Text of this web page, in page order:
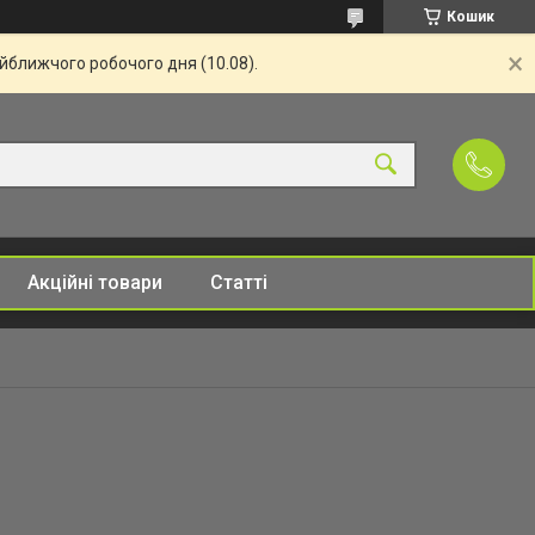
Кошик
робочого дня (10.08).
Акційні товари Статті